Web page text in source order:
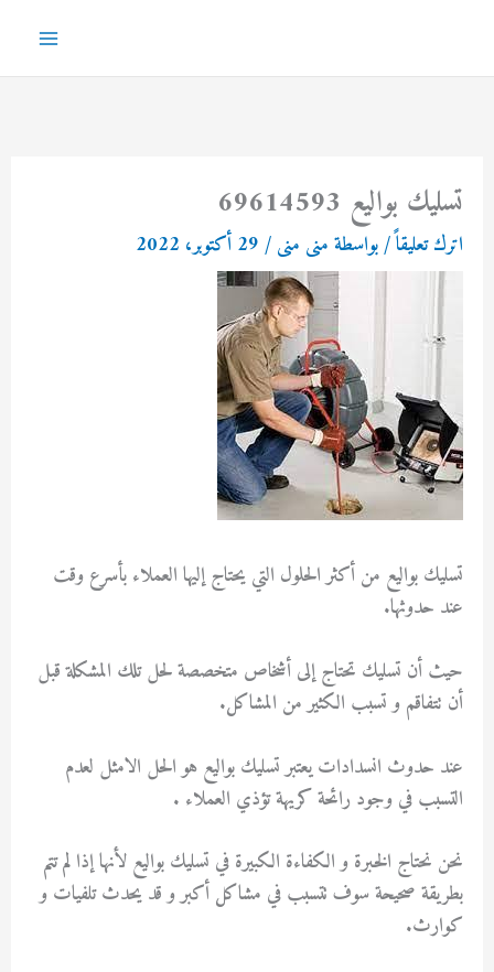
المحتوى
تسليك بواليع 69614593
اترك تعليقاً/ بواسطة منى منى/29 أكتوبر، 2022
تسليك بواليع من أكثر الحلول التي يحتاج إليها العملاء بأسرع وقت
عند حدوثها.
حيث أن تسليك تحتاج إلى أشخاص متخصصة لحل تلك المشكلة قبل
أن تتفاقم و تسبب الكثير من المشاكل.
عند حدوث انسدادات يعتبر تسليك بواليع هو الحل الامثل لعدم
التسبب في وجود رائحة كريهة تؤذي العملاء .
نحن نحتاج الخبرة و الكفاءة الكبيرة في تسليك بواليع لأنها إذا لم تتم
بطريقة صحيحة سوف تتسبب في مشاكل أكبر و قد يحدث تلفيات و
كوارث.